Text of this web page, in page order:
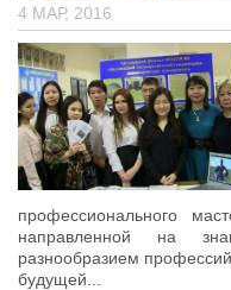
Памятка
КФ РГУ СоцТех
Педагогические
ПЦК
ДПО
Лицензия
Рабочие
4 МАР, 2016
профессионального
направленной на
разнообразием
будущей...